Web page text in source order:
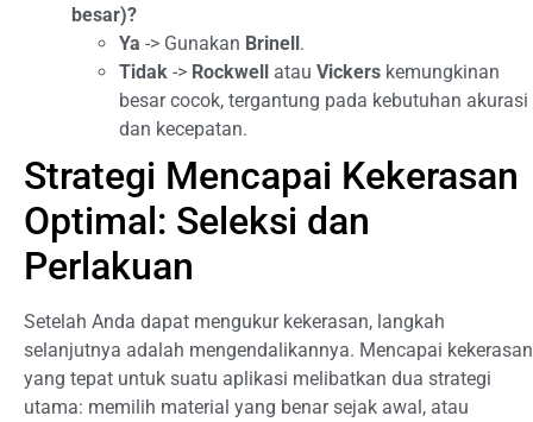
besar)?
Ya -> Gunakan Brinell .
Tidak -> Rockwell atau Vickers kemungkinan
besar cocok, tergantung pada kebutuhan akurasi
dan kecepatan.
Strategi Mencapai Kekerasan
Optimal: Seleksi dan
Perlakuan
Setelah Anda dapat mengukur kekerasan, langkah
selanjutnya adalah mengendalikannya. Mencapai kekerasan
yang tepat untuk suatu aplikasi melibatkan dua strategi
utama: memilih material yang benar sejak awal, atau